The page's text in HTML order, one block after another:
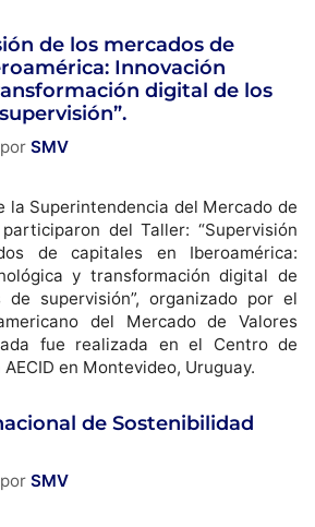
de los mercados de
Innovación
digital de los
por SMV
la Superintendencia del Mercado de
del Taller: “Supervisión
de capitales en Iberoamérica:
y transformación digital de
de supervisión”, organizado por el
del Mercado de Valores
fue realizada en el Centro de
en Montevideo, Uruguay.
de Sostenibilidad
por SMV